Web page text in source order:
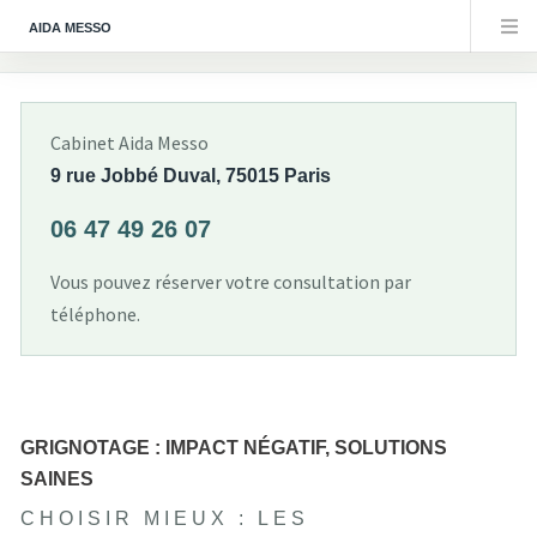
AIDA MESSO
Cabinet Aida Messo
9 rue Jobbé Duval, 75015 Paris
06 47 49 26 07
Vous pouvez réserver votre consultation par
téléphone.
GRIGNOTAGE : IMPACT NÉGATIF, SOLUTIONS
SAINES
CHOISIR MIEUX : LES